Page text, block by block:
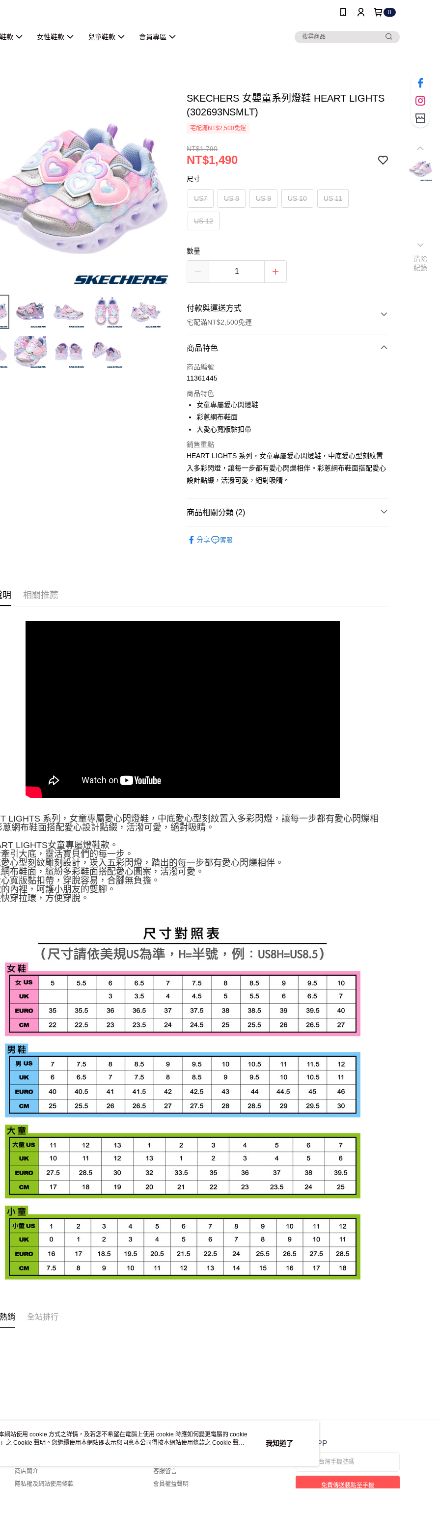
0
款 女性鞋款 兒童鞋款 會員專區
SKECHERS 女嬰童系列燈鞋 HEART LIGHTS
(302693NSMLT)
宅配滿NT$2,500免運
NT$1,790
NT$1,490
尺寸
US7 US 8 US 9 US 10 US 11
US 12
數量
付款與運送方式
宅配滿NT$2,500免運
付款方式
信用卡一次付款
大哥付你分期
相關說明
1.本服務由台灣大哥大提供，台灣大哥大用戶可立即使用無須另外申請。
2.付款方式選擇「大哥付你分期」，訂單成立後會自動跳轉到大哥付的交易
流程，驗證手機門號後，選擇欲分期的期數、繳款截止日，確認付款後即
完成交易。
3.實際核准額度、可分期數及費用金額請依後續交易確認頁面所載為準。
4.訂單成立30分鐘內，如未前往確認交易或遇審核未通過，訂單將自動取
消。如遇「轉專審核」未通過狀況，表示未達大哥付你分期系統評分，恕
1.分期款項不併入電信帳單，「大哥付你分期」於每月結算日後寄送繳費提
帳／街口支付／iPASS MONEY」等通路繳費。
ATM付款
宅配
商品特色
商品編號
11361445
商品特色
女童專屬愛心閃燈鞋
彩蔥網布鞋面
大愛心寬版黏扣帶
銷售重點
HEART LIGHTS 系列，女童專屬愛心閃燈鞋，中底愛心型刻紋置
入多彩閃燈，讓每一步都有愛心閃爍相伴。彩蔥網布鞋面搭配愛心
設計點綴，活潑可愛，絕對吸睛。
商品相關分類 (2)
分享 客服
明 相關推薦
LIGHTS 系列，女童專屬愛心閃燈鞋，中底愛心型刻紋置入多彩閃燈，讓每一步都有愛心閃爍相
蔥網布鞋面搭配愛心設計點綴，活潑可愛，絕對吸睛。
LIGHTS女童專屬燈鞋款。
引大底，靈活寶貝們的每一步。
心型刻紋雕刻設計，崁入五彩閃燈，踏出的每一步都有愛心閃爍相伴。
布鞋面，繽紛多彩鞋面搭配愛心圖案，活潑可愛。
寬版黏扣帶，穿脫容易，合腳無負擔。
內裡，呵護小朋友的雙腳。
穿拉環，方便穿脫。
銷 全站排行
關於我們
商店簡介
隱私權及網站使用條款
客服資訊
客服留言
會員權益聲明
官方APP
免費傳送載點至手機
清除
紀錄
網站使用 cookie 方式之詳情，及若您不希望在電腦上使用 cookie 時應如何變更電腦的 cookie
」之 Cookie 聲明。您繼續使用本網站即表示您同意本公司得按本網站使用條款之 Cookie 聲明
我知道了